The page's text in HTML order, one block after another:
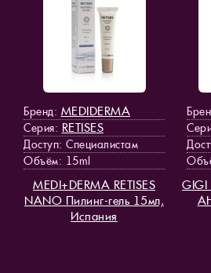
Бренд: MEDIDERMA
Серия: RETISES
Доступ: Специалистам
Объём: 15ml
MEDI+DERMA RETISES
NANO Пилинг-гель 15мл,
Испания
GIGI